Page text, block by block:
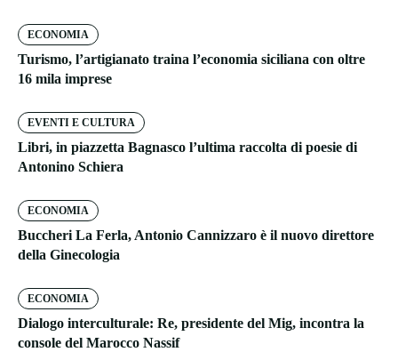
ECONOMIA
Turismo, l’artigianato traina l’economia siciliana con oltre
16 mila imprese
EVENTI E CULTURA
Libri, in piazzetta Bagnasco l’ultima raccolta di poesie di
Antonino Schiera
ECONOMIA
Buccheri La Ferla, Antonio Cannizzaro è il nuovo direttore
della Ginecologia
ECONOMIA
Dialogo interculturale: Re, presidente del Mig, incontra la
console del Marocco Nassif